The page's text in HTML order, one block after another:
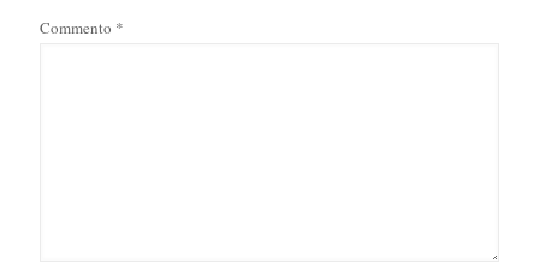
Commento *